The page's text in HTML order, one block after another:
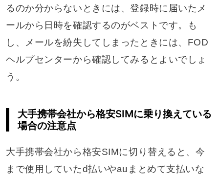
るのか分からないときには、登録時に届いたメ
ールから日時を確認するのがベストです。も
し、メールを紛失してしまったときには、FOD
ヘルプセンターから確認してみるとよいでしょ
う。
大手携帯会社から格安SIMに乗り換えている
場合の注意点
大手携帯会社から格安SIMに切り替えると、今
まで使用していたd払いやauまとめて支払いな